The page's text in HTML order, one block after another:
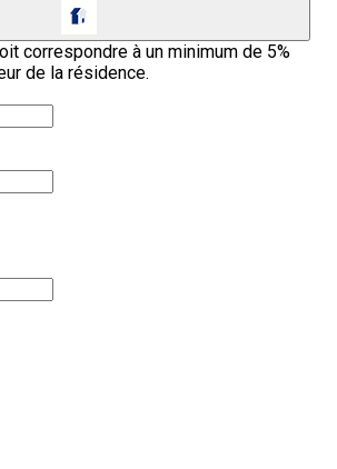
correspondre à un minimum de 5%
de la résidence.